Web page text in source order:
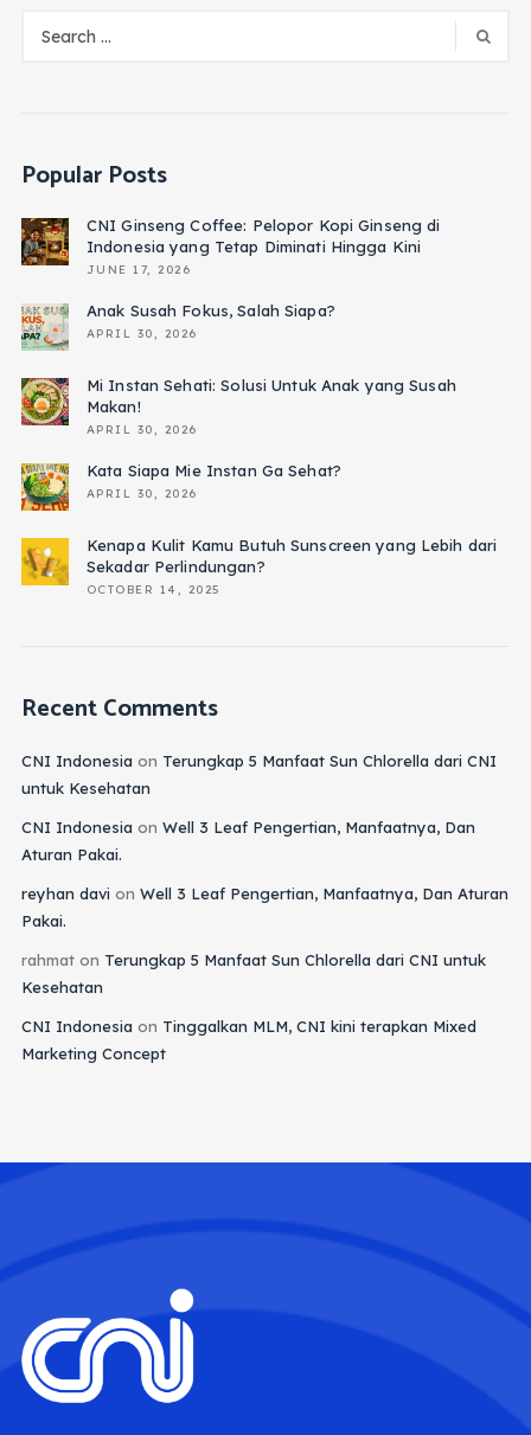
Popular Posts
CNI Ginseng Coffee: Pelopor Kopi Ginseng di
Indonesia yang Tetap Diminati Hingga Kini
JUNE 17, 2026
Anak Susah Fokus, Salah Siapa?
APRIL 30, 2026
Mi Instan Sehati: Solusi Untuk Anak yang Susah
Makan!
APRIL 30, 2026
Kata Siapa Mie Instan Ga Sehat?
APRIL 30, 2026
Kenapa Kulit Kamu Butuh Sunscreen yang Lebih dari
Sekadar Perlindungan?
OCTOBER 14, 2025
Recent Comments
CNI Indonesia on Terungkap 5 Manfaat Sun Chlorella dari CNI
untuk Kesehatan
CNI Indonesia on Well 3 Leaf Pengertian, Manfaatnya, Dan
Aturan Pakai.
reyhan davi on Well 3 Leaf Pengertian, Manfaatnya, Dan Aturan
Pakai.
rahmaton Terungkap 5 Manfaat Sun Chlorella dari CNI untuk
Kesehatan
CNI Indonesia on Tinggalkan MLM, CNI kini terapkan Mixed
Marketing Concept